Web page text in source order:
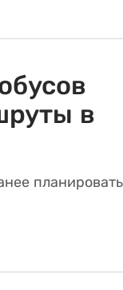
в
планировать